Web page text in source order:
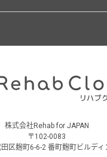
株式会社Rehab for JAPAN
〒102-0083
区麹町6-6-2 番町麹町ビルディ